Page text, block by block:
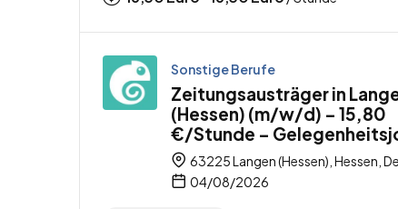
Sonstige Berufe
Zeitungsausträger in
(Hessen) (m/w/d) – 15,80
€/Stunde –
63225 Langen (Hessen), Hessen,
04/08/2026